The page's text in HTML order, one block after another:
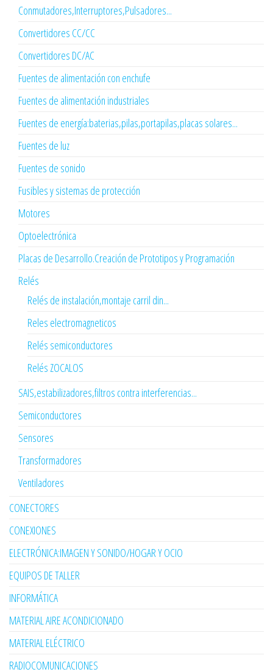
Conmutadores,Interruptores,Pulsadores...
Convertidores CC/CC
Convertidores DC/AC
Fuentes de alimentación con enchufe
Fuentes de alimentación industriales
Fuentes de energía:baterias,pilas,portapilas,placas solares...
Fuentes de luz
Fuentes de sonido
Fusibles y sistemas de protección
Motores
Optoelectrónica
Placas de Desarrollo.Creación de Prototipos y Programación
Relés
Relés de instalación,montaje carril din...
Reles electromagneticos
Relés semiconductores
Relés ZOCALOS
SAIS,estabilizadores,filtros contra interferencias...
Semiconductores
Sensores
Transformadores
Ventiladores
CONECTORES
CONEXIONES
ELECTRÓNICA:IMAGEN Y SONIDO/HOGAR Y OCIO
EQUIPOS DE TALLER
INFORMÁTICA
MATERIAL AIRE ACONDICIONADO
MATERIAL ELÉCTRICO
RADIOCOMUNICACIONES